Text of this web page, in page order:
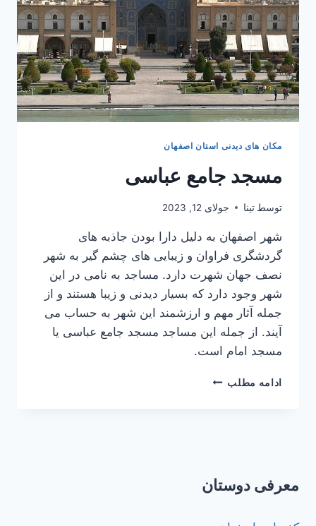
مکان های دیدنی استان اصفهان
مسجد جامع عباسی
توسط تینا جولای 12, 2023
شهر اصفهان به دلیل دارا بودن جاذبه های
گردشگری فراوان و زیبایی های چشم گیر به شهر
نصف جهان شهرت دارد. مساجد به نامی در این
شهر وجود دارد که بسیار دیدنی و زیبا هستند و از
جمله آثار مهم و ارزشمند این شهر به حساب می
آیند. از جمله این مساجد مسجد جامع عباسی یا
مسجد امام است.
ادامه مطلب مسجد
معرفی دوستان